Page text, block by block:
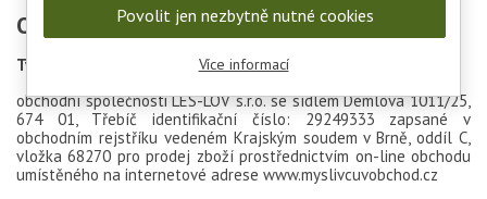
Obchodní podmínky
Tyto obchodní podmínky nabývají platnosti dne 1.5.2018
obchodní společnosti LES-LOV s.r.o. se sídlem Demlova 1011/25,
674 01, Třebíč identifikační číslo: 29249333 zapsané v
obchodním rejstříku vedeném Krajským soudem v Brně, oddíl C,
vložka 68270 pro prodej zboží prostřednictvím on-line obchodu
umístěného na internetové adrese www.myslivcuvobchod.cz
Povolit jen nezbytně nutné cookies
Více informací